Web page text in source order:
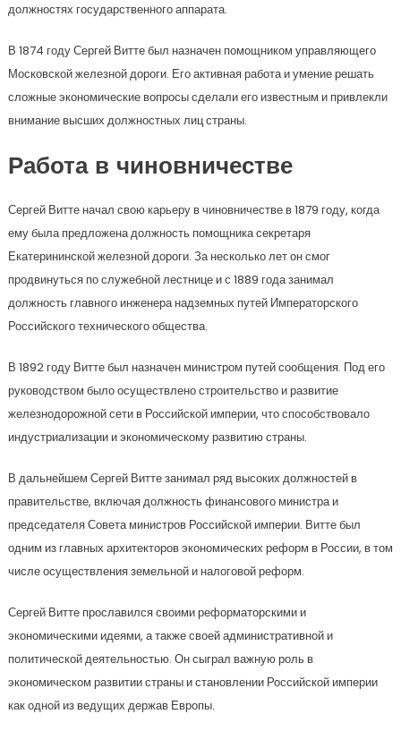
должностях государственного аппарата.
В 1874 году Сергей Витте был назначен помощником управляющего
Московской железной дороги. Его активная работа и умение решать
сложные экономические вопросы сделали его известным и привлекли
внимание высших должностных лиц страны.
Работа в чиновничестве
Сергей Витте начал свою карьеру в чиновничестве в 1879 году, когда
ему была предложена должность помощника секретаря
Екатерининской железной дороги. За несколько лет он смог
продвинуться по служебной лестнице и с 1889 года занимал
должность главного инженера надземных путей Императорского
Российского технического общества.
В 1892 году Витте был назначен министром путей сообщения. Под его
руководством было осуществлено строительство и развитие
железнодорожной сети в Российской империи, что способствовало
индустриализации и экономическому развитию страны.
В дальнейшем Сергей Витте занимал ряд высоких должностей в
правительстве, включая должность финансового министра и
председателя Совета министров Российской империи. Витте был
одним из главных архитекторов экономических реформ в России, в том
числе осуществления земельной и налоговой реформ.
Сергей Витте прославился своими реформаторскими и
экономическими идеями, а также своей административной и
политической деятельностью. Он сыграл важную роль в
экономическом развитии страны и становлении Российской империи
как одной из ведущих держав Европы.